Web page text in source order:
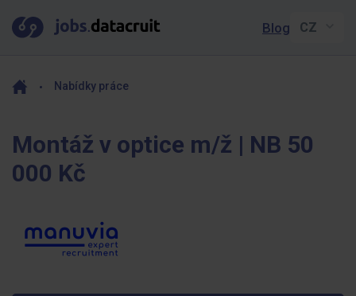
Blog
Nabídky práce
Montáž v optice m/ž | NB 50
000 Kč